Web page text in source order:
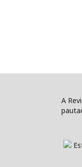
A